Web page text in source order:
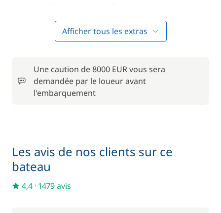
Inclus dans le pack confort
—
Literie Inclus dans le pack confort
—
Afficher tous les extras
Une caution de 8000 EUR vous sera
demandée par le loueur avant
l'embarquement
Les avis de nos clients sur ce
bateau
4,4 · 1479 avis